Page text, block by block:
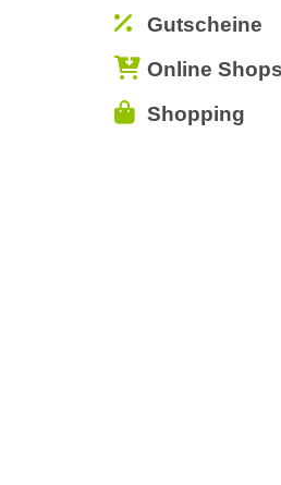
Gutscheine
Online Shops
Shopping